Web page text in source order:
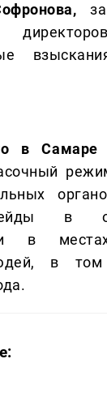
в Самаре
в
и в
в